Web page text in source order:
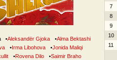
•Aleksandër Gjoka •Alma Bektashi
•Irma Libohova •Jonida Maliqi
•Rovena Dilo •Saimir Braho
7
8
9
10
11